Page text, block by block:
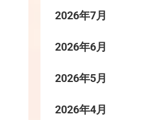
2026年7月
2026年6月
2026年5月
2026年4月